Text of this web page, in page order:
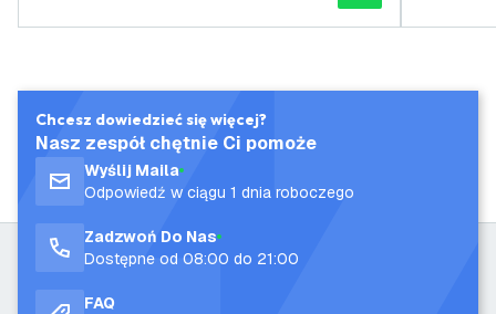
Chcesz dowiedzieć się więcej?
Nasz zespół chętnie Ci pomoże
Wyślij Maila
Odpowiedź w ciągu 1 dnia roboczego
Zadzwoń Do Nas
Dostępne od 08:00 do 21:00
FAQ